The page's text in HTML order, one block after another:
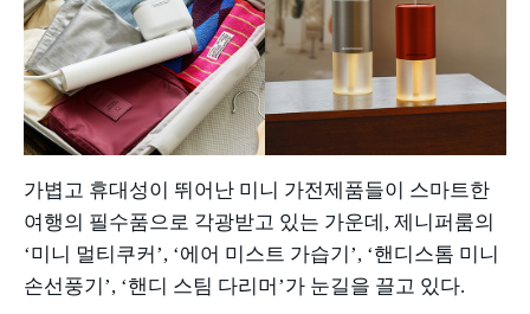
가볍고 휴대성이 뛰어난 미니 가전제품들이 스마트한
여행의 필수품으로 각광받고 있는 가운데 , 제니퍼룸의
‘미니 멀티쿠커 ’, ‘에어 미스트 가습기 ’, ‘핸디스톰 미니
손선풍기 ’, ‘핸디 스팀 다리머 ’가 눈길을 끌고 있다.